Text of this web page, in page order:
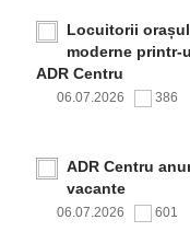
Locuitorii
moderne printr-
ADR Centru
06.07.2026 386
ADR Centru
vacante
06.07.2026 601